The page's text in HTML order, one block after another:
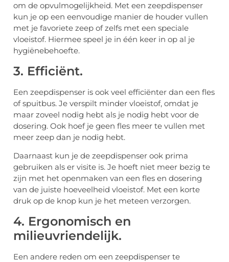
om de opvulmogelijkheid. Met een zeepdispenser
kun je op een eenvoudige manier de houder vullen
met je favoriete zeep of zelfs met een speciale
vloeistof. Hiermee speel je in één keer in op al je
hygiënebehoefte.
3. Efficiënt.
Een zeepdispenser is ook veel efficiënter dan een fles
of spuitbus. Je verspilt minder vloeistof, omdat je
maar zoveel nodig hebt als je nodig hebt voor de
dosering. Ook hoef je geen fles meer te vullen met
meer zeep dan je nodig hebt.
Daarnaast kun je de zeepdispenser ook prima
gebruiken als er visite is. Je hoeft niet meer bezig te
zijn met het openmaken van een fles en dosering
van de juiste hoeveelheid vloeistof. Met een korte
druk op de knop kun je het meteen verzorgen.
4. Ergonomisch en
milieuvriendelijk.
Een andere reden om een zeepdispenser te